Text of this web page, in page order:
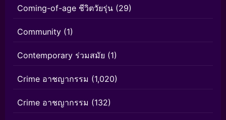
Coming-of-age ชีวิตวัยรุ่น (29)
Community (1)
Contemporary ร่วมสมัย (1)
Crime อาชญากรรม (1,020)
Crime อาชญากรรม (132)